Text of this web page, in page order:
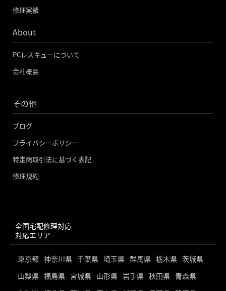
修理実績
About
PCレスキューについて
会社概要
その他
ブログ
プライバシーポリシー
特定商取引法に基づく表記
修理規約
全国宅配修理対応
対応エリア
東京都 神奈川県 千葉県 埼玉県 群馬県 栃木県 茨城県
山梨県 福島県 宮城県 山形県 岩手県 秋田県 青森県